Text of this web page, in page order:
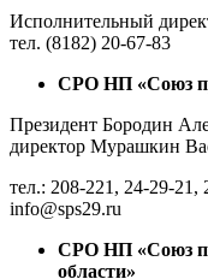
Исполнительный
тел. (8182) 20-67-83
СРО НП «Союз
Президент Бородин
директор Мурашкин
тел.: 208-221, 24-29-
info@sps29.ru
СРО НП «Союз
области»